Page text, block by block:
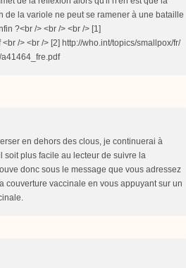
de la variole ne peut se ramener à une bataille
?<br /> <br /> <br /> [1]
/> <br /> [2] http://who.int/topics/smallpox/fr/
en dehors des clous, je continuerai à
plus facile au lecteur de suivre la
donc sous le message que vous adressez
couverture vaccinale en vous appuyant sur un